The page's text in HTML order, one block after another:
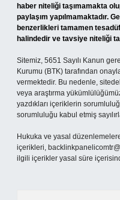
haber niteliği taşımamakta
paylaşım yapılmamaktadır.
benzerlikleri tamamen
halindedir ve tavsiye niteliği
Sitemiz, 5651 Sayılı Kanun
Kurumu (BTK) tarafından
vermektedir. Bu nedenle,
veya araştırma
yazdıkları içeriklerin
sorumluluğu kabul etmiş
Hukuka ve yasal
içerikleri,
ilgili içerikler yasal süre